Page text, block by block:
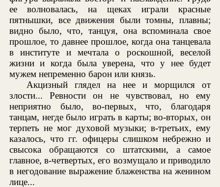
ее волновалась, на щеках играли красные
пятнышки, все движения были томны, плавны;
видно было, что, танцуя, она вспоминала свое
прошлое, то давнее прошлое, когда она танцевала
в институте и мечтала о роскошной, веселой
жизни и когда была уверена, что у нее будет
мужем непременно барон или князь.
Акцизный глядел на нее и морщился от
злости... Ревности он не чувствовал, но ему
неприятно было, во-первых, что, благодаря
танцам, негде было играть в карты; во-вторых, он
терпеть не мог духовой музыки; в-третьих, ему
казалось, что гг. офицеры слишком небрежно и
свысока обращаются со штатскими, а самое
главное, в-четвертых, его возмущало и приводило
в негодование выражение блаженства на женином
лице...